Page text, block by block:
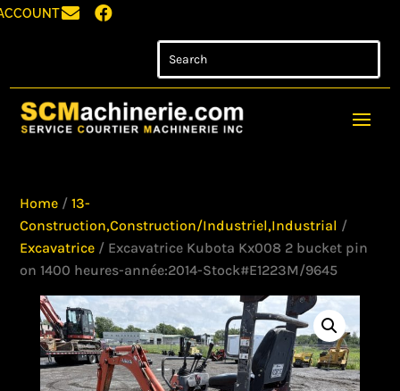
 
Home /13-
Construction,Construction/Industriel,Industrial /
Excavatrice / Excavatrice Kubota Kx008 2 bucket pin
on 1400 heures-année:2014-Stock#E1223M/9645